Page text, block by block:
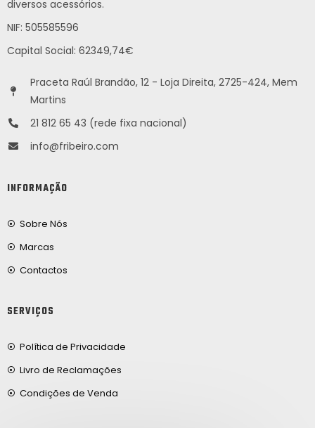
diversos acessórios.
NIF: 505585596
Capital Social: 62349,74€
Praceta Raúl Brandão, 12 - Loja Direita, 2725-424, Mem
Martins
21 812 65 43 (rede fixa nacional)
info@fribeiro.com
INFORMAÇÃO
Sobre Nós
Marcas
Contactos
SERVIÇOS
Política de Privacidade
Livro de Reclamações
Condições de Venda